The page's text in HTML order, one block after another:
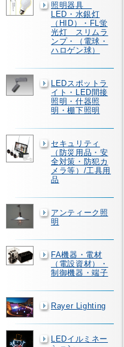
照明器具
LED・水銀灯
（HID）・FL蛍
光灯 スリムラ
ンプ・（電球・
ハロゲン球）
LEDスポットラ
イト・LED間接
照明・什器照
明・棚下照明
セキュリティ
（防災用品・安
全対策・防犯カ
メラ等）/工具用
品
アンティーク照
明
FA機器・電材
（電設資材）・
制御機器・端子
Rayer Lighting
LEDイルミネー